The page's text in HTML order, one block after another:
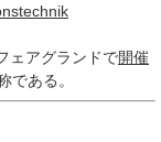
ェアグランドで開催
である。